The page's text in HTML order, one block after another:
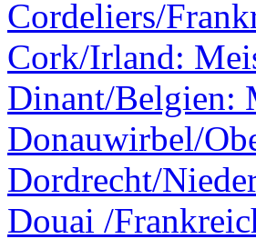
Cordeliers/
Cork/Irland:
Dinant/Belgien:
Donauwirbel/
Dordrecht/
Douai /